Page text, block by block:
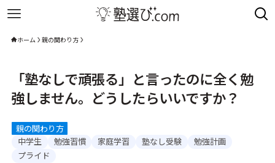
ホーム 親の関わり方
「塾なしで頑張る」と言ったのに全く勉
強しません。どうしたらいいですか？
親の関わり方
中学生
勉強習慣 家庭学習 塾なし受験
勉強計画
プライド